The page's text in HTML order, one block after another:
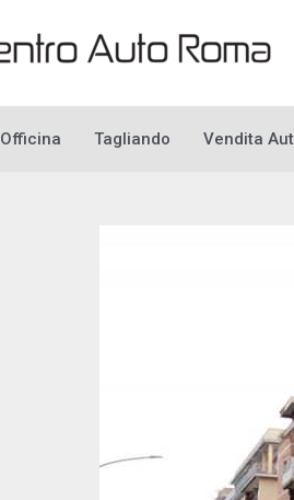
Officina Tagliando Vendita